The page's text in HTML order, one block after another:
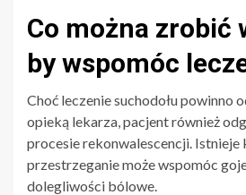
Co można zrobić
by wspomóc
Choć leczenie suchodołu powinno
opieką lekarza, pacjent również
procesie rekonwalescencji.
przestrzeganie może wspomóc
dolegliwości bólowe.